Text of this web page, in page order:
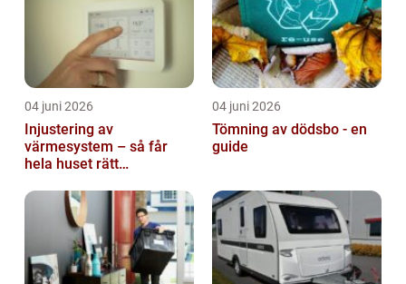
04 juni 2026
Injustering av
värmesystem – så får
hela huset rätt
04 juni 2026
Tömning av dödsbo - en
guide